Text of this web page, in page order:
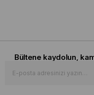
Bültene kaydolun,